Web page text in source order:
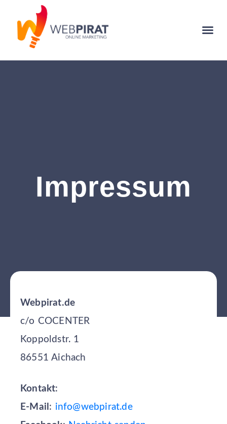
Impressum
Webpirat.de
c/o COCENTER
Koppoldstr. 1
86551 Aichach
Kontakt:
E-Mail : info@webpirat.de